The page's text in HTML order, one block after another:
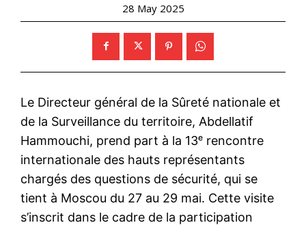
28 May 2025
Le Directeur général de la Sûreté nationale et
de la Surveillance du territoire, Abdellatif
Hammouchi, prend part à la 13ᵉ rencontre
internationale des hauts représentants
chargés des questions de sécurité, qui se
tient à Moscou du 27 au 29 mai. Cette visite
s’inscrit dans le cadre de la participation